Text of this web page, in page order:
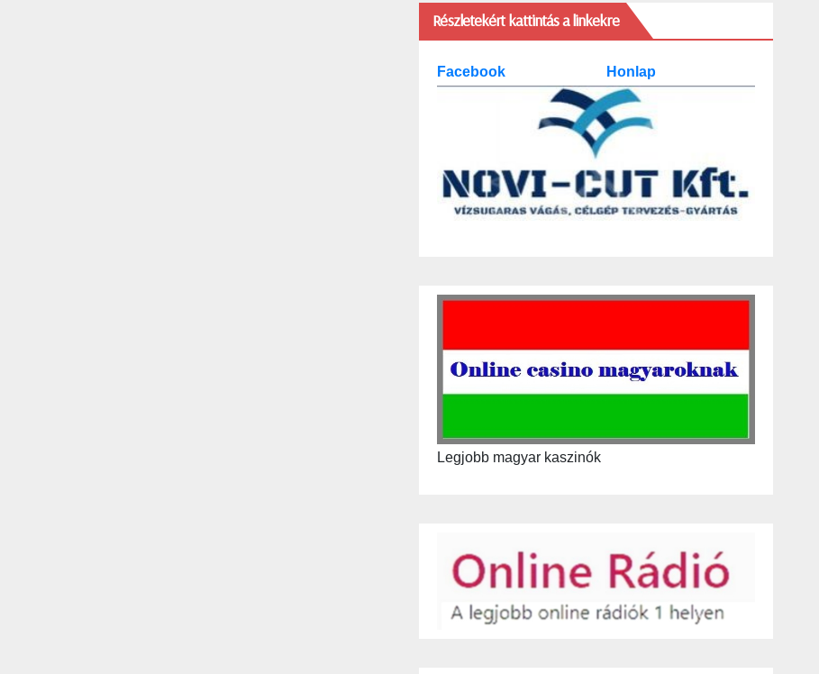
Részletekért kattintás a linkekre
Facebook Honlap
Legjobb magyar kaszinók